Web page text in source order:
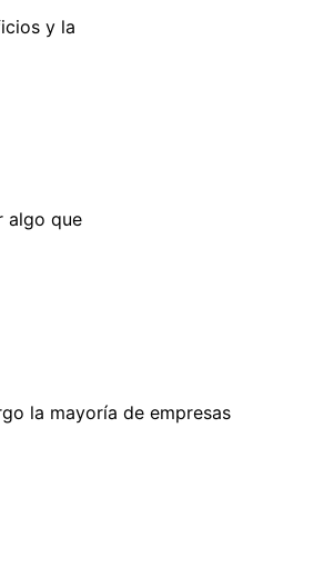
y la
algo que
la mayoría de empresas